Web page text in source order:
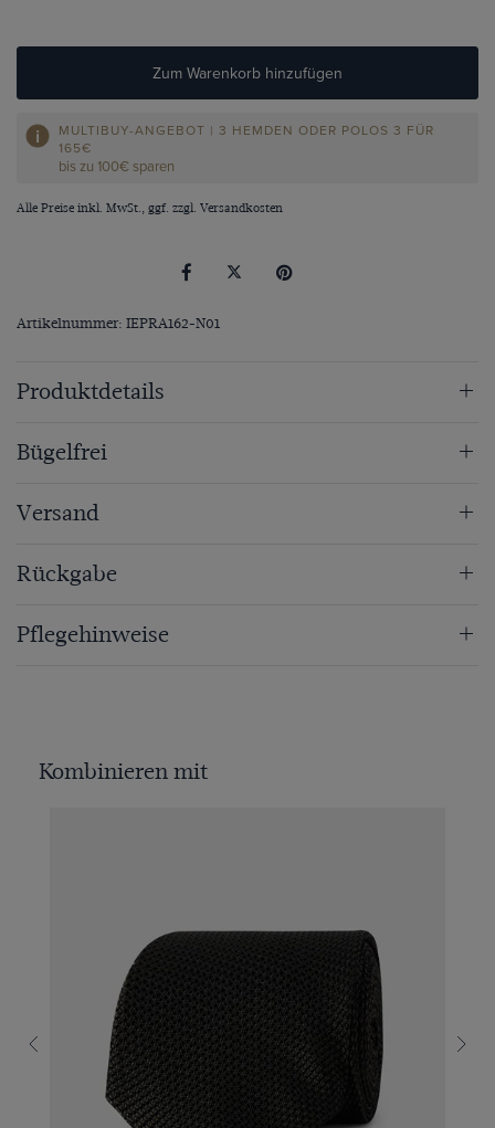
Zum Warenkorb hinzufügen
MULTIBUY-ANGEBOT | 3 HEMDEN ODER POLOS 3 FÜR
165€
bis zu 100€ sparen
Alle Preise inkl. MwSt., ggf. zzgl. Versandkosten
Artikelnummer: IEPRA162-N01
Produktdetails
Bügelfrei
Versand
Rückgabe
Pflegehinweise
Kombinieren mit